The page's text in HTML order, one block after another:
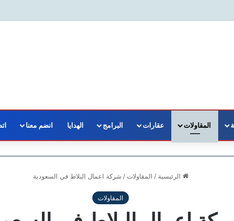
المقاولات عقارات البرامج الهدايا انضم معنا
الرئيسية / المقاولات / شركة اعمال البلاط في السعودية
المقاولات